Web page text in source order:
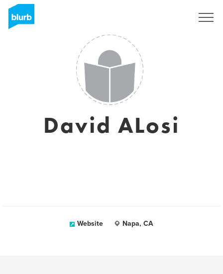
David ALosi
Website Napa, CA